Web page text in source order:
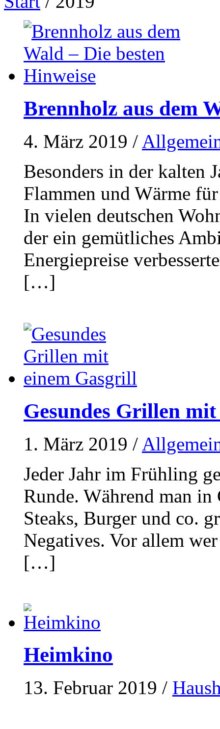
Brennholz aus dem
4. März 2019 /
Besonders in der kalten
Flammen und Wärme
In vielen deutschen
der ein gemütliches
Energiepreise
[…]
Gesundes Grillen
1. März 2019 /
Jeder Jahr im Frühling
Runde. Während man
Steaks, Burger und co.
Negatives. Vor allem
[…]
Heimkino
13. Februar 2019 /